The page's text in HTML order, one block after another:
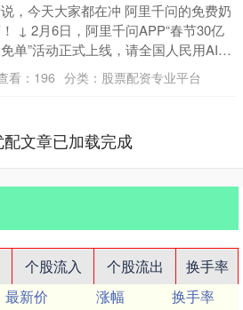
，今天大家都在冲 阿里千问的免费奶
↓ 2月6日，阿里千问APP“春节30亿
单”活动正式上线，请全国人民用AI一
话免费点奶茶。 用户火爆参与， 活....
看： 196 分类： 股票配资专业平台
文章已加载完成
个股流入 个股流出
换手率
最新价 涨幅
换手率